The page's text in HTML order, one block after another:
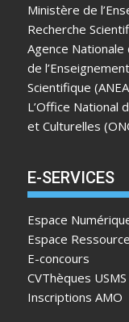
Ministère de
Recherche
Agence Nationale
de
Scientifique
L’Office National
et Culturelles
E-SERVICES
Espace
Espace
E-concours
CVThèques USMS
Inscriptions AMO